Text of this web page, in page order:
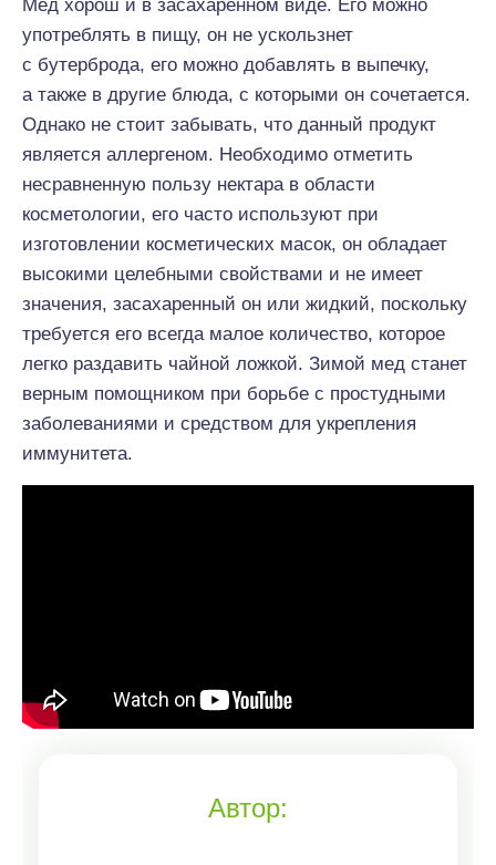
Мед хорош и в засахаренном виде. Его можно
употреблять в пищу, он не ускользнет
с бутерброда, его можно добавлять в выпечку,
а также в другие блюда, с которыми он сочетается.
Однако не стоит забывать, что данный продукт
является аллергеном. Необходимо отметить
несравненную пользу нектара в области
косметологии, его часто используют при
изготовлении косметических масок, он обладает
высокими целебными свойствами и не имеет
значения, засахаренный он или жидкий, поскольку
требуется его всегда малое количество, которое
легко раздавить чайной ложкой. Зимой мед станет
верным помощником при борьбе с простудными
заболеваниями и средством для укрепления
иммунитета.
Автор: